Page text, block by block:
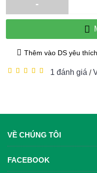
-
Thêm vào DS yêu thích
1 đánh giá /
VỀ CHÚNG TÔI
FACEBOOK